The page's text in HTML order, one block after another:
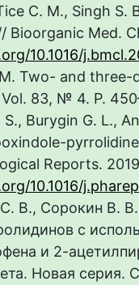
C. M., Singh
Bioorganic Med.
10.1016/
Two- and three-
Vol. 83, № 4. P.
S., Burygin G. L.,
Reports.
10.1016/
В., Сорокин В.
с
и 2-
Новая серия.